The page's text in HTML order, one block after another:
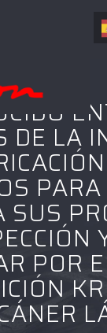
DE LA
SUS
POR